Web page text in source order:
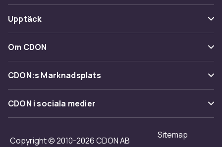
Spåra paket
Ångra & Returnera här
Kundservice
Betalning
Leverans
Återkallelser
Upptäck
Kategorier
Varumärken
Shopit.se
Om CDON
Om oss
Kundrecensioner
CDON:s Marknadsplats
Sälj på CDON
Bli affiliate
Regler & kvalitet
CDON i sociala medier
Copyright © 2010-2026 CDON AB
Sitemap